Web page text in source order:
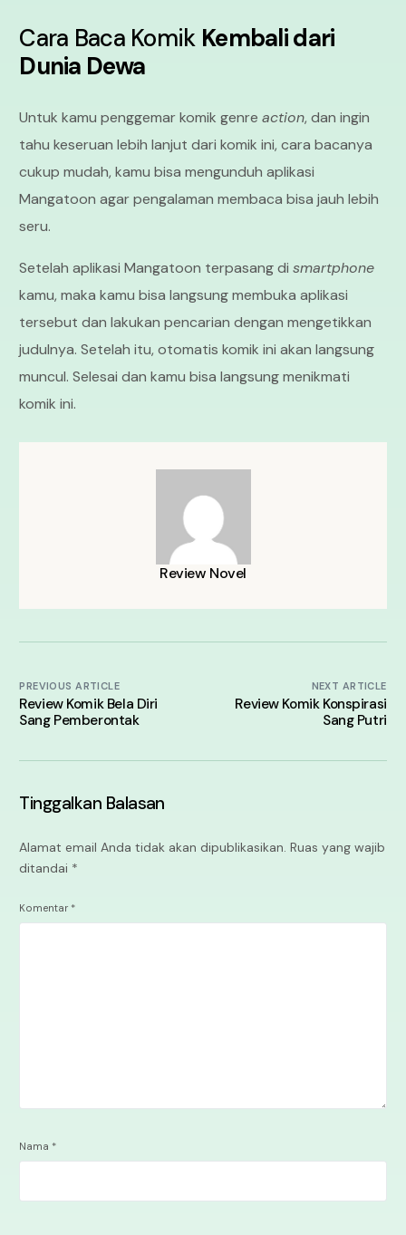
Cara Baca Komik Kembali dari
Dunia Dewa
Untuk kamu penggemar komik genreaction, dan ingin
tahu keseruan lebih lanjut dari komik ini, cara bacanya
cukup mudah, kamu bisa mengunduh aplikasi
Mangatoon agar pengalaman membaca bisa jauh lebih
seru.
Setelah aplikasi Mangatoon terpasang dismartphone
kamu, maka kamu bisa langsung membuka aplikasi
tersebut dan lakukan pencarian dengan mengetikkan
judulnya. Setelah itu, otomatis komik ini akan langsung
muncul. Selesai dan kamu bisa langsung menikmati
komik ini.
Review Novel
PREVIOUS ARTICLE
Review Komik Bela Diri
Sang Pemberontak
NEXT ARTICLE
Review Komik Konspirasi
Sang Putri
Tinggalkan Balasan
Alamat email Anda tidak akan dipublikasikan. Ruas yang wajib
ditandai *
Komentar *
Nama *